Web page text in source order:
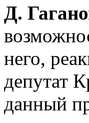
Д.
него,
депутат
данный